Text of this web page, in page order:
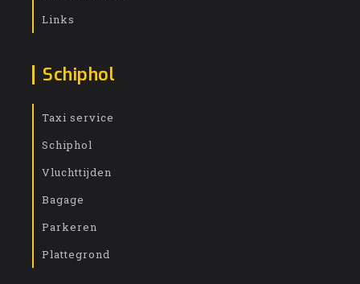
Links
Schiphol
Taxi service
Schiphol
Vluchttijden
Bagage
Parkeren
Plattegrond